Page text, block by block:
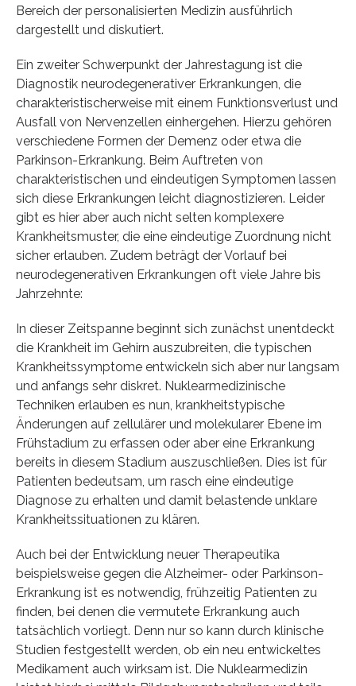
Bereich der personalisierten Medizin ausführlich
dargestellt und diskutiert.
Ein zweiter Schwerpunkt der Jahrestagung ist die
Diagnostik neurodegenerativer Erkrankungen, die
charakteristischerweise mit einem Funktionsverlust und
Ausfall von Nervenzellen einhergehen. Hierzu gehören
verschiedene Formen der Demenz oder etwa die
Parkinson-Erkrankung. Beim Auftreten von
charakteristischen und eindeutigen Symptomen lassen
sich diese Erkrankungen leicht diagnostizieren. Leider
gibt es hier aber auch nicht selten komplexere
Krankheitsmuster, die eine eindeutige Zuordnung nicht
sicher erlauben. Zudem beträgt der Vorlauf bei
neurodegenerativen Erkrankungen oft viele Jahre bis
Jahrzehnte:
In dieser Zeitspanne beginnt sich zunächst unentdeckt
die Krankheit im Gehirn auszubreiten, die typischen
Krankheitssymptome entwickeln sich aber nur langsam
und anfangs sehr diskret. Nuklearmedizinische
Techniken erlauben es nun, krankheitstypische
Änderungen auf zellulärer und molekularer Ebene im
Frühstadium zu erfassen oder aber eine Erkrankung
bereits in diesem Stadium auszuschließen. Dies ist für
Patienten bedeutsam, um rasch eine eindeutige
Diagnose zu erhalten und damit belastende unklare
Krankheitssituationen zu klären.
Auch bei der Entwicklung neuer Therapeutika
beispielsweise gegen die Alzheimer- oder Parkinson-
Erkrankung ist es notwendig, frühzeitig Patienten zu
finden, bei denen die vermutete Erkrankung auch
tatsächlich vorliegt. Denn nur so kann durch klinische
Studien festgestellt werden, ob ein neu entwickeltes
Medikament auch wirksam ist. Die Nuklearmedizin